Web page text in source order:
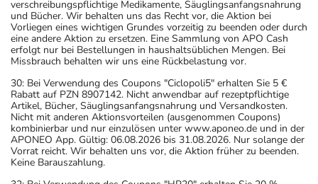
verschreibungspflichtige Medikamente, Säuglingsanfangsnahrung
und Bücher. Wir behalten uns das Recht vor, die Aktion bei
Vorliegen eines wichtigen Grundes vorzeitig zu beenden oder durch
eine andere Aktion zu ersetzen. Eine Sammlung von APO Cash
erfolgt nur bei Bestellungen in haushaltsüblichen Mengen. Bei
Missbrauch behalten wir uns eine Rückbelastung vor.
30: Bei Verwendung des Coupons "Ciclopoli5" erhalten Sie 5 €
Rabatt auf PZN 8907142. Nicht anwendbar auf rezeptpflichtige
Artikel, Bücher, Säuglingsanfangsnahrung und Versandkosten.
Nicht mit anderen Aktionsvorteilen (ausgenommen Coupons)
kombinierbar und nur einzulösen unter www.aponeo.de und in der
APONEO App. Gültig: 06.08.2026 bis 31.08.2026. Nur solange der
Vorrat reicht. Wir behalten uns vor, die Aktion früher zu beenden.
Keine Barauszahlung.